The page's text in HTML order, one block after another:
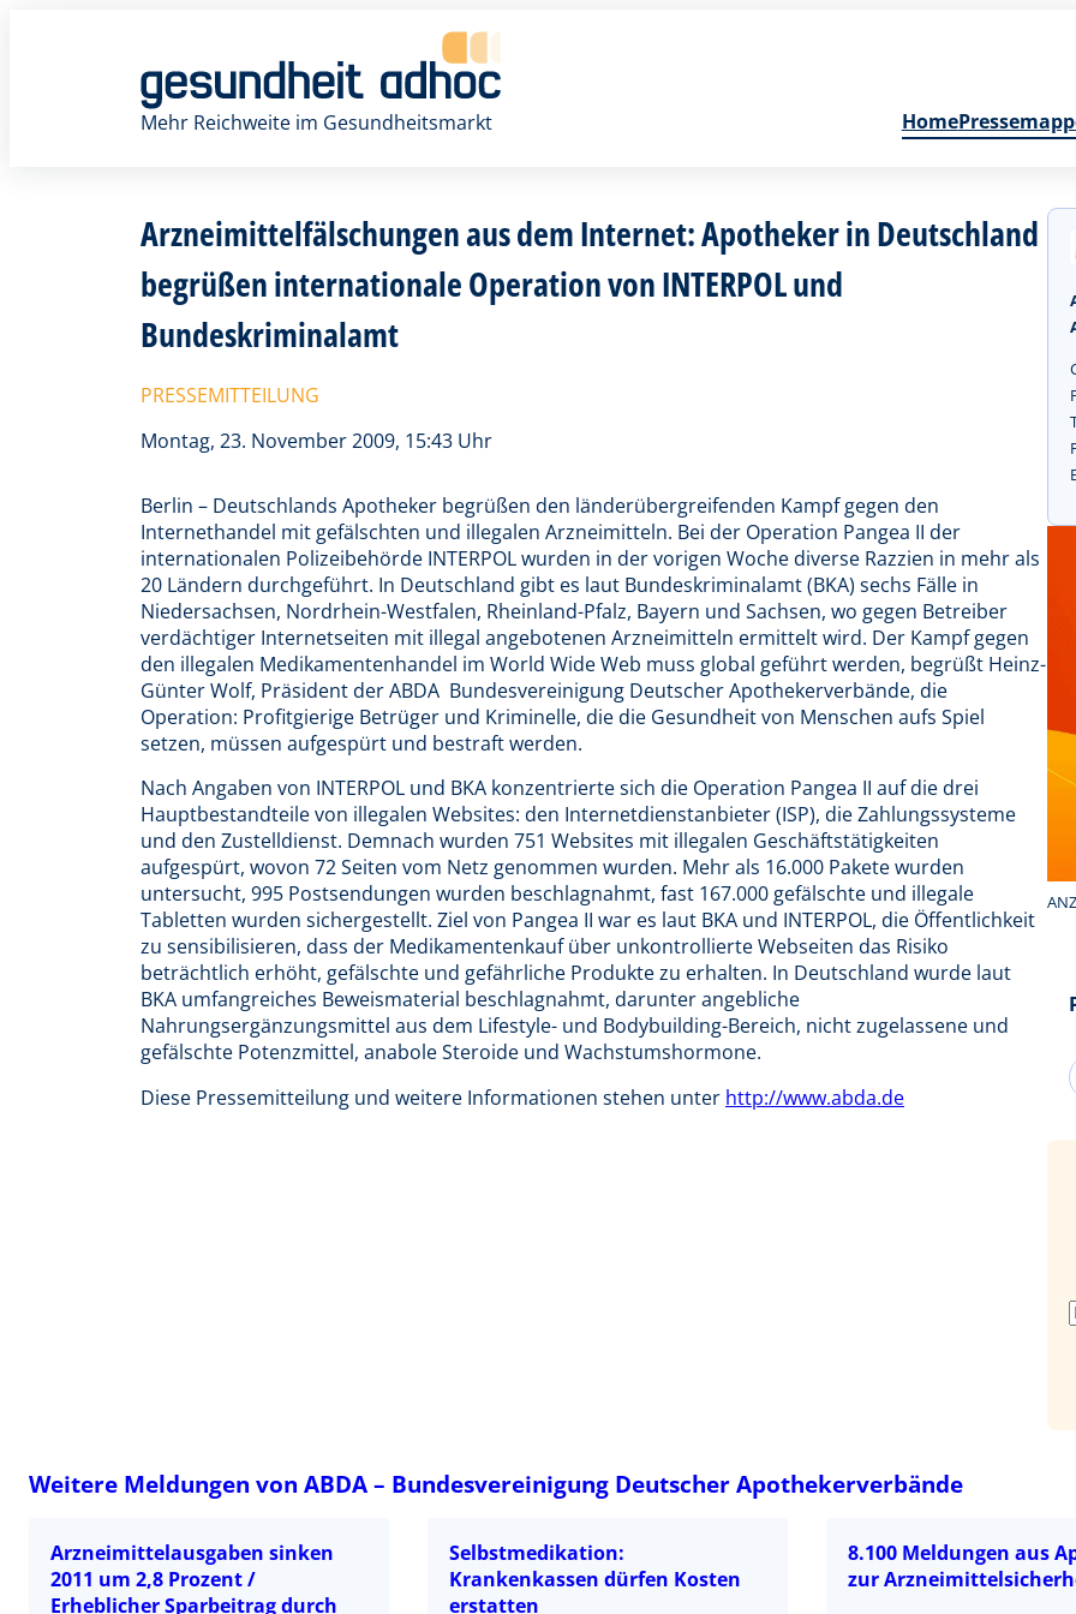
Mehr Reichweite im Gesundheitsmarkt
Home
Arzneimittelfälschungen aus dem Internet: Apotheker in Deutschland
begrüßen internationale Operation von INTERPOL und
Bundeskriminalamt
PRESSEMITTEILUNG
Montag, 23. November 2009, 15:43 Uhr
Berlin – Deutschlands Apotheker begrüßen den länderübergreifenden Kampf gegen den
Internethandel mit gefälschten und illegalen Arzneimitteln. Bei der Operation Pangea II der
internationalen Polizeibehörde INTERPOL wurden in der vorigen Woche diverse Razzien in mehr als
20 Ländern durchgeführt. In Deutschland gibt es laut Bundeskriminalamt (BKA) sechs Fälle in
Niedersachsen, Nordrhein-Westfalen, Rheinland-Pfalz, Bayern und Sachsen, wo gegen Betreiber
verdächtiger Internetseiten mit illegal angebotenen Arzneimitteln ermittelt wird. Der Kampf gegen
den illegalen Medikamentenhandel im World Wide Web muss global geführt werden, begrüßt Heinz-
Günter Wolf, Präsident der ABDA  Bundesvereinigung Deutscher Apothekerverbände, die
Operation: Profitgierige Betrüger und Kriminelle, die die Gesundheit von Menschen aufs Spiel
setzen, müssen aufgespürt und bestraft werden.
Nach Angaben von INTERPOL und BKA konzentrierte sich die Operation Pangea II auf die drei
Hauptbestandteile von illegalen Websites: den Internetdienstanbieter (ISP), die Zahlungssysteme
und den Zustelldienst. Demnach wurden 751 Websites mit illegalen Geschäftstätigkeiten
aufgespürt, wovon 72 Seiten vom Netz genommen wurden. Mehr als 16.000 Pakete wurden
untersucht, 995 Postsendungen wurden beschlagnahmt, fast 167.000 gefälschte und illegale
Tabletten wurden sichergestellt. Ziel von Pangea II war es laut BKA und INTERPOL, die Öffentlichkeit
zu sensibilisieren, dass der Medikamentenkauf über unkontrollierte Webseiten das Risiko
beträchtlich erhöht, gefälschte und gefährliche Produkte zu erhalten. In Deutschland wurde laut
BKA umfangreiches Beweismaterial beschlagnahmt, darunter angebliche
Nahrungsergänzungsmittel aus dem Lifestyle- und Bodybuilding-Bereich, nicht zugelassene und
gefälschte Potenzmittel, anabole Steroide und Wachstumshormone.
Diese Pressemitteilung und weitere Informationen stehen unter http://www.abda.de
Weitere Meldungen von ABDA – Bundesvereinigung Deutscher Apothekerverbände
Arzneimittelausgaben sinken
2011 um 2,8 Prozent /
Erheblicher Sparbeitrag durch
Selbstmedikation:
Krankenkassen dürfen Kosten
erstatten
8.100 Meldungen aus
zur